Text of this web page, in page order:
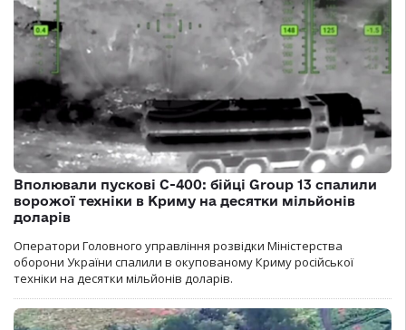
Вполювали пускові С-400: бійці Group 13 спалили
ворожої техніки в Криму на десятки мільйонів
доларів
Оператори Головного управління розвідки Міністерства
оборони України спалили в окупованому Криму російської
техніки на десятки мільйонів доларів.